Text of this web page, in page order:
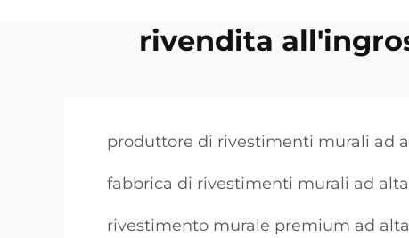
rivendita
produttore di rivestimenti murali ad
fabbrica di rivestimenti murali ad
rivestimento murale premium ad